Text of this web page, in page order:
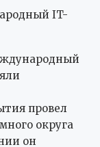
IT-
провел
округа
он